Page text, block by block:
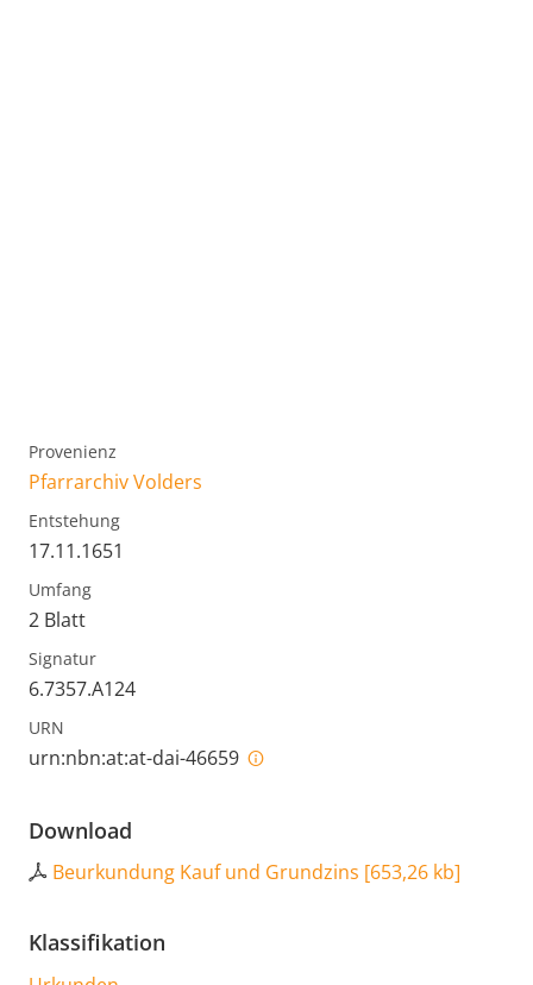
Provenienz
Pfarrarchiv Volders
Entstehung
17.11.1651
Umfang
2 Blatt
Signatur
6.7357.A124
URN
urn:nbn:at:at-dai-46659
Download
Beurkundung Kauf und Grundzins [653,26 kb]
Klassifikation